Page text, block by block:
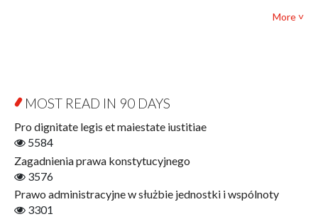
Open Access
Film! Scholars
Finance
Gerontology
Literary Interpretations
More ˅
MOST READ IN 90 DAYS
Pro dignitate legis et maiestate iustitiae
5584
Zagadnienia prawa konstytucyjnego
3576
Prawo administracyjne w służbie jednostki i wspólnoty
3301